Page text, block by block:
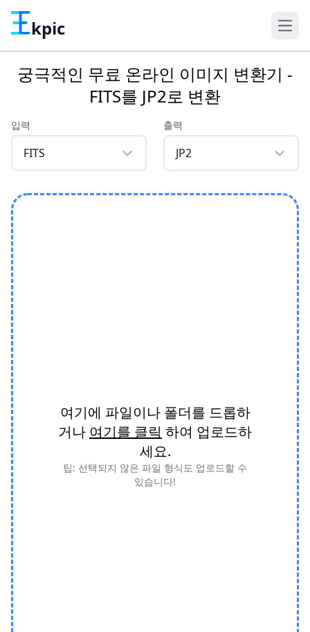
kpic
궁극적인 무료 온라인 이미지 변환기 -
FITS를 JP2로 변환
입력
FITS
출력
JP2
여기에 파일이나 폴더를 드롭하
거나 여기를 클릭 하여 업로드하
세요.
팁: 선택되지 않은 파일 형식도 업로드할 수
있습니다!